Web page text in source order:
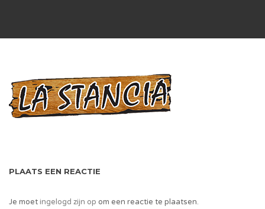
PLAATS EEN REACTIE
Je moetingelogd zijn op om een reactie te plaatsen.